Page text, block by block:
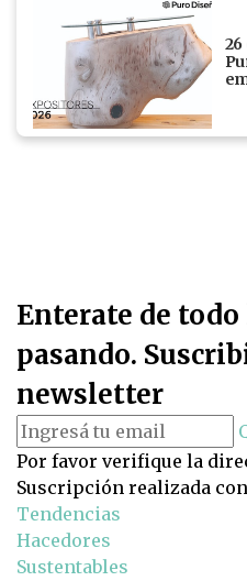
Enterate de
pasando.
newsletter
Por favor verifique la
Suscripción realizada
Tendencias
Hacedores
Sustentables